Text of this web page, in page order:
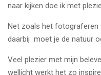
naar kijken doe ik met
Net zoals het fotograferen
daarbij moet je de natuur
Veel plezier met mijn
wellicht werkt het zo